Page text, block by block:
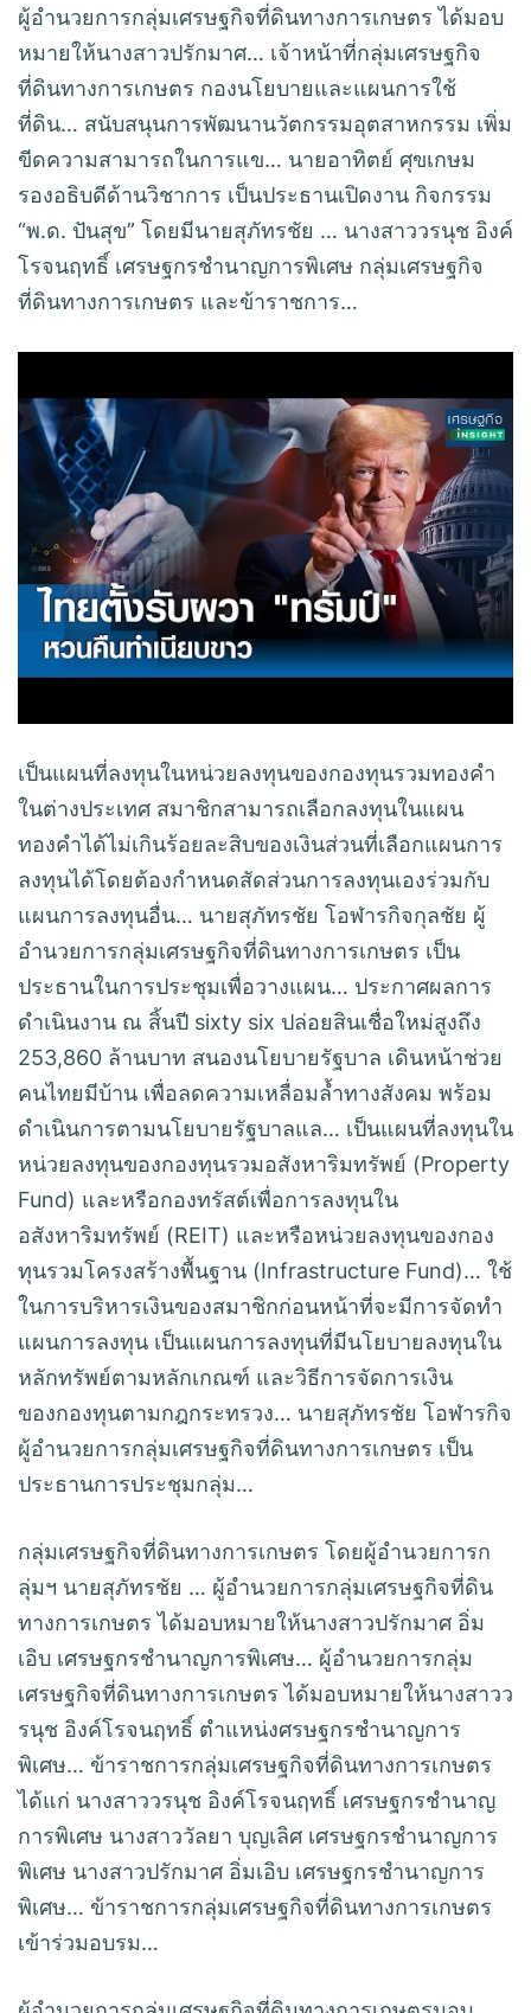
ผู้อำนวยการกลุ่มเศรษฐกิจที่ดินทางการเกษตร ได้มอบ
หมายให้นางสาวปรักมาศ… เจ้าหน้าที่กลุ่มเศรษฐกิจ
ที่ดินทางการเกษตร กองนโยบายและแผนการใช้
ที่ดิน… สนับสนุนการพัฒนานวัตกรรมอุตสาหกรรม เพิ่ม
ขีดความสามารถในการแข… นายอาทิตย์ ศุขเกษม
รองอธิบดีด้านวิชาการ เป็นประธานเปิดงาน กิจกรรม
“พ.ด. ปันสุข” โดยมีนายสุภัทรชัย … นางสาววรนุช อิงค์
โรจนฤทธิ์ เศรษฐกรชำนาญการพิเศษ กลุ่มเศรษฐกิจ
ที่ดินทางการเกษตร และข้าราชการ…
เป็นแผนที่ลงทุนในหน่วยลงทุนของกองทุนรวมทองคำ
ในต่างประเทศ สมาชิกสามารถเลือกลงทุนในแผน
ทองคำได้ไม่เกินร้อยละสิบของเงินส่วนที่เลือกแผนการ
ลงทุนได้โดยต้องกำหนดสัดส่วนการลงทุนเองร่วมกับ
แผนการลงทุนอื่น… นายสุภัทรชัย โอฬารกิจกุลชัย ผู้
อำนวยการกลุ่มเศรษฐกิจที่ดินทางการเกษตร เป็น
ประธานในการประชุมเพื่อวางแผน… ประกาศผลการ
ดำเนินงาน ณ สิ้นปี sixty six ปล่อยสินเชื่อใหม่สูงถึง
253,860 ล้านบาท สนองนโยบายรัฐบาล เดินหน้าช่วย
คนไทยมีบ้าน เพื่อลดความเหลื่อมล้ำทางสังคม พร้อม
ดำเนินการตามนโยบายรัฐบาลแล… เป็นแผนที่ลงทุนใน
หน่วยลงทุนของกองทุนรวมอสังหาริมทรัพย์ (Property
Fund) และหรือกองทรัสต์เพื่อการลงทุนใน
อสังหาริมทรัพย์ (REIT) และหรือหน่วยลงทุนของกอง
ทุนรวมโครงสร้างพื้นฐาน (Infrastructure Fund)… ใช้
ในการบริหารเงินของสมาชิกก่อนหน้าที่จะมีการจัดทำ
แผนการลงทุน เป็นแผนการลงทุนที่มีนโยบายลงทุนใน
หลักทรัพย์ตามหลักเกณฑ์ และวิธีการจัดการเงิน
ของกองทุนตามกฎกระทรวง… นายสุภัทรชัย โอฬารกิจ
ผู้อำนวยการกลุ่มเศรษฐกิจที่ดินทางการเกษตร เป็น
ประธานการประชุมกลุ่ม…
กลุ่มเศรษฐกิจที่ดินทางการเกษตร โดยผู้อำนวยการก
ลุ่มฯ นายสุภัทรชัย … ผู้อำนวยการกลุ่มเศรษฐกิจที่ดิน
ทางการเกษตร ได้มอบหมายให้นางสาวปรักมาศ อิ่ม
เอิบ เศรษฐกรชำนาญการพิเศษ… ผู้อำนวยการกลุ่ม
เศรษฐกิจที่ดินทางการเกษตร ได้มอบหมายให้นางสาวว
รนุช อิงค์โรจนฤทธิ์ ตำแหน่งศรษฐกรชำนาญการ
พิเศษ… ข้าราชการกลุ่มเศรษฐกิจที่ดินทางการเกษตร
ได้แก่ นางสาววรนุช อิงค์โรจนฤทธิ์ เศรษฐกรชำนาญ
การพิเศษ นางสาววัลยา บุญเลิศ เศรษฐกรชำนาญการ
พิเศษ นางสาวปรักมาศ อิ่มเอิบ เศรษฐกรชำนาญการ
พิเศษ… ข้าราชการกลุ่มเศรษฐกิจที่ดินทางการเกษตร
เข้าร่วมอบรม…